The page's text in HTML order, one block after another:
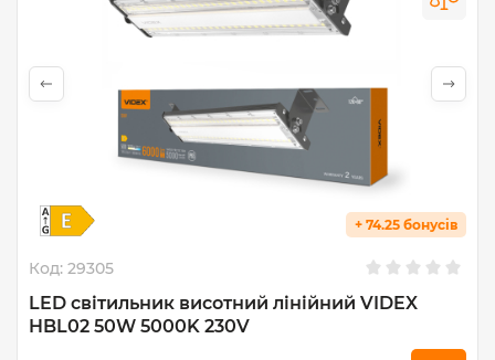
+ 74.25 бонусів
Код: 29305
LED світильник висотний лінійний VIDEX
HBL02 50W 5000K 230V